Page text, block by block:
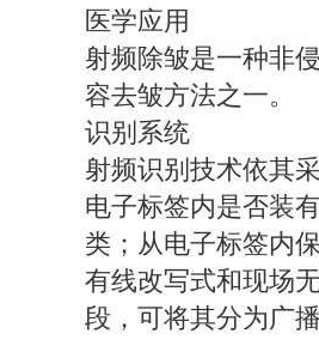
医学应用
射频除皱是一种非
容去皱方法之一。
识别系统
射频识别技术依其
电子标签内是否装
类；从电子标签内
有线改写式和现场
段，可将其分为广